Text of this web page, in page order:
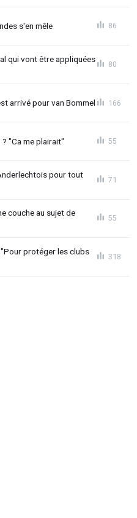
s'en mêle 86
qui vont être appliquées
80
arrivé pour van Bommel 166
"Ca me plairait" 55
pour tout
71
couche au sujet de
55
protéger les clubs
318